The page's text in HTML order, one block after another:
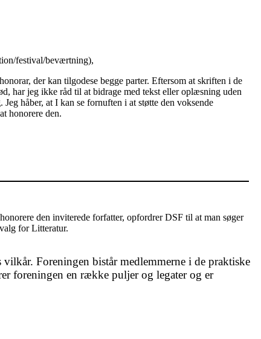
festival/beværtning),
der kan tilgodese begge parter. Eftersom at skriften i de
har jeg ikke råd til at bidrage med tekst eller oplæsning uden
håber, at I kan se fornuften i at støtte den voksende
honorere den.
den inviterede forfatter, opfordrer DSF til at man søger
for Litteratur.
Foreningen bistår medlemmerne i de praktiske
foreningen en række puljer og legater og er